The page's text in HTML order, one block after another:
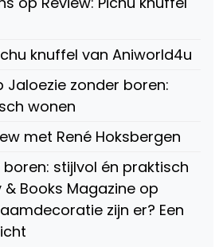
knuffel van Aniworld4u
Jaloezie zonder boren:
wonen
met René Hoksbergen
stijlvol én praktisch
Books Magazine op
zijn er? Een